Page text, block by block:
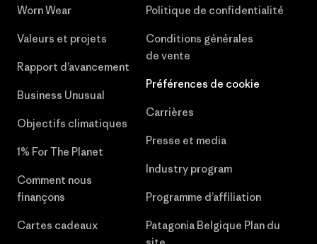
Worn Wear
Valeurs et projets
Rapport d’avancement
Business Unusual
Objectifs climatiques
1% For The Planet
Comment nous
finançons
Cartes cadeaux
Politique de confidentialité
Conditions générales
de vente
Préférences de cookie
Carrières
Presse et media
Industry program
Programme d’affiliation
Patagonia Belgique Plan du